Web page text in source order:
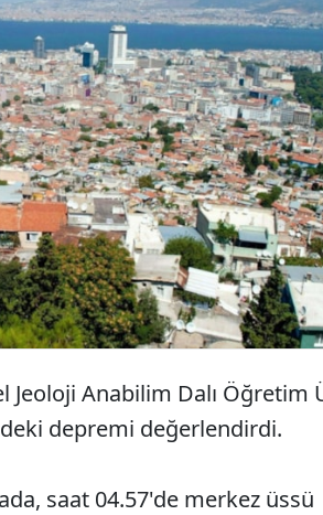
Ege Denizi'nde Karaburun
büyüklüğündeki depremin 12
büyüklüğündeki depremin artçısı
belirtti.
Jeoloji Anabilim Dalı Öğretim
depremi değerlendirdi.
saat 04.57'de merkez üssü